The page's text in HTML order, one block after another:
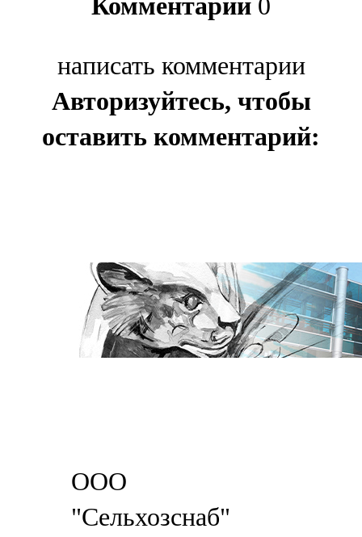
написать комментарии
Авторизуйтесь, чтобы
оставить комментарий:
ООО
"Сельхозснаб"